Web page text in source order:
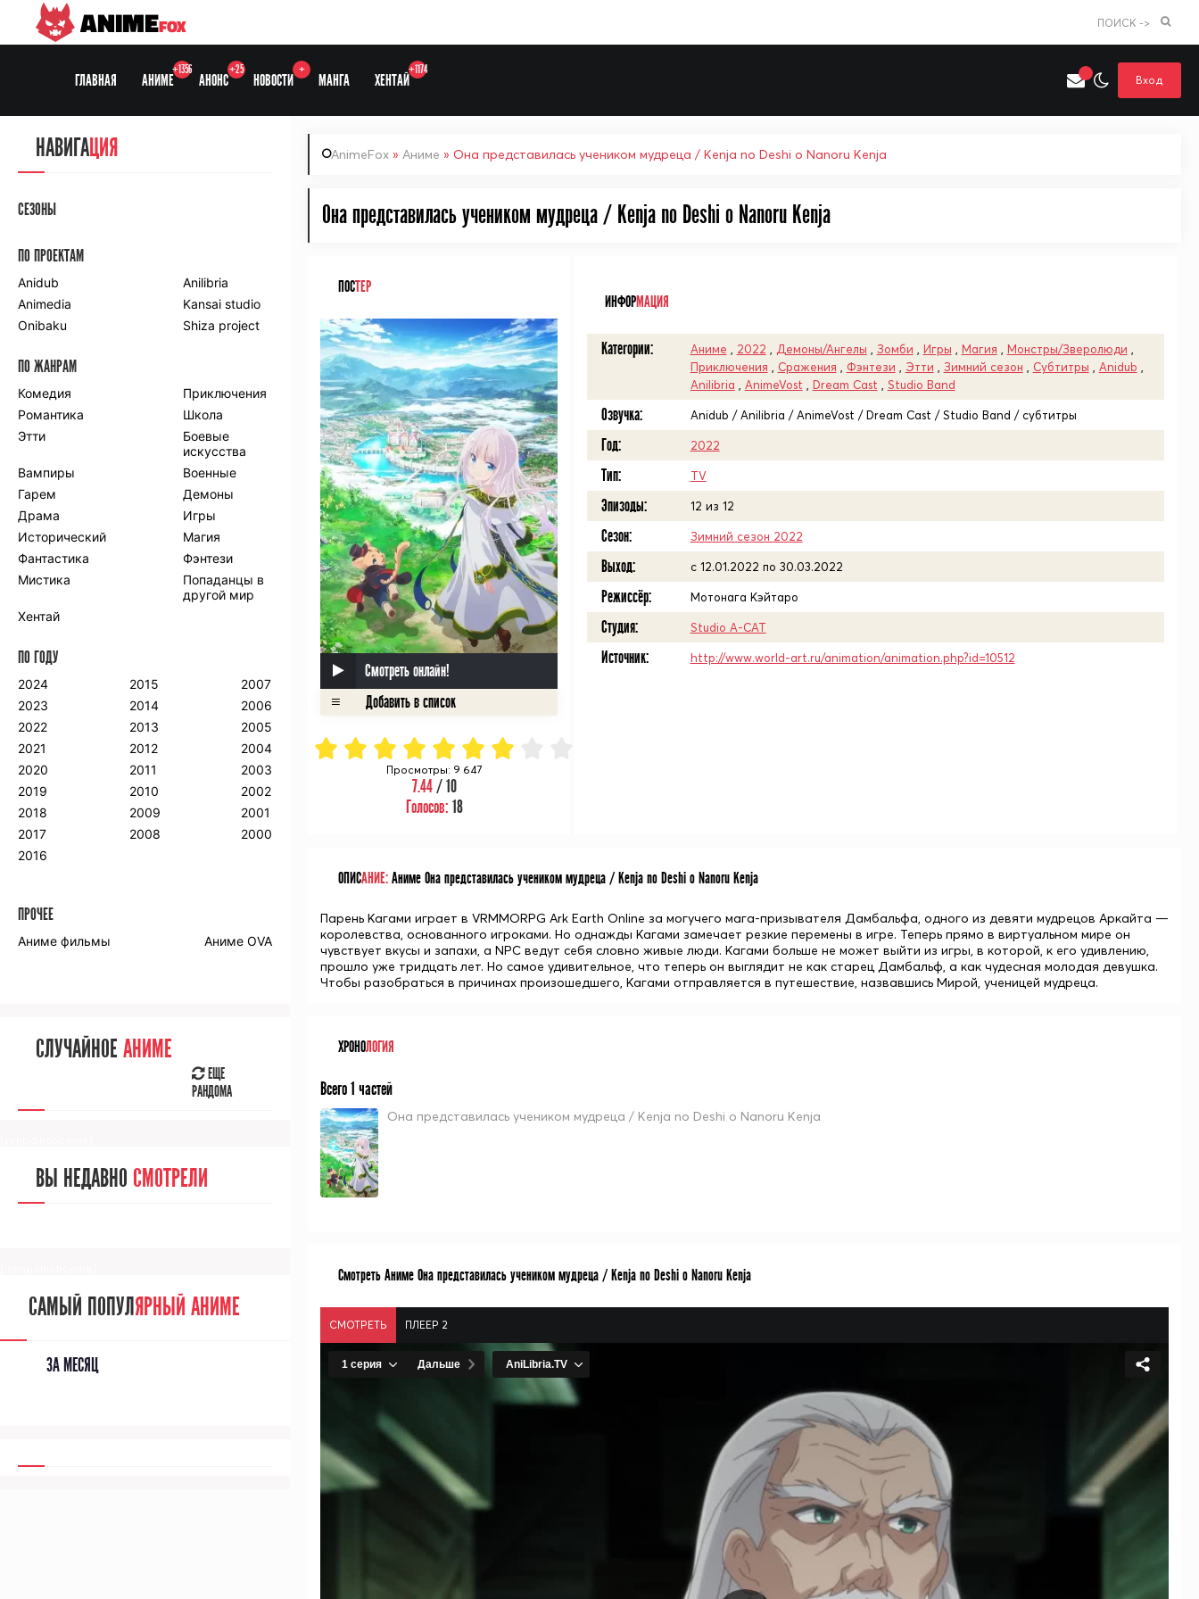
Выберите одну категорию для поиска
ANIMEFOX ПОИСК ->
ГЛАВНАЯ АНИМЕ
+1356
АНОНС
+25
НОВОСТИ
+
МАНГА ХЕНТАЙ
+1174
Вход
AnimeFox » Аниме » Она представилась учеником мудреца / Kenja no Deshi o Nanoru Kenja
Она представилась учеником мудреца / Kenja no Deshi o Nanoru Kenja
ПОСТЕР
Смотреть онлайн!
Просмотры: 9 647
7.44/ 10
Голосов: 18
ИНФОРМАЦИЯ
Категории: Аниме 2022 Демоны/Ангелы Зомби Игры Магия Монстры/Зверолюди
Приключения
Сражения Фэнтези Этти Зимний сезон Субтитры Anidub
Anilibria
AnimeVost Dream Cast Studio Band
Озвучка: Anidub / Anilibria / AnimeVost / Dream Cast / Studio Band / субтитры
Год: 2022
Тип: TV
Эпизоды: 12 из 12
Сезон: Зимний сезон 2022
Выход: c 12.01.2022 по 30.03.2022
Режиссёр: Мотонага Кэйтаро
Студия: Studio A-CAT
Источник: http://www.world-art.ru/animation/animation.php?id=10512
ОПИСАНИЕ:Аниме Она представилась учеником мудреца / Kenja no Deshi o Nanoru Kenja
Парень Кагами играет в VRMMORPG Ark Earth Online за могучего мага-призывателя Дамбальфа, одного из девяти мудрецов Аркайта —
королевства, основанного игроками. Но однажды Кагами замечает резкие перемены в игре. Теперь прямо в виртуальном мире он
чувствует вкусы и запахи, а NPC ведут себя словно живые люди. Кагами больше не может выйти из игры, в которой, к его удивлению,
прошло уже тридцать лет. Но самое удивительное, что теперь он выглядит не как старец Дамбальф, а как чудесная молодая девушка.
Чтобы разобраться в причинах произошедшего, Кагами отправляется в путешествие, назвавшись Мирой, ученицей мудреца.
ХРОНОЛОГИЯ
Всего 1 частей
Она представилась учеником мудреца / Kenja no Deshi o Nanoru Kenja
Смотреть Аниме Она представилась учеником мудреца / Kenja no Deshi o Nanoru Kenja
СМОТРЕТЬ ПЛЕЕР 2
НАВИГАЦИЯ
СЕЗОНЫ
ПО ПРОЕКТАМ
Anidub
Anilibria
Animedia
Kansai studio
Onibaku
Shiza project
ПО ЖАНРАМ
Комедия
Приключения
Романтика
Школа
Этти
Боевые
искусства
Вампиры
Военные
Гарем
Демоны
Драма
Игры
Исторический
Магия
Фантастика
Фэнтези
Мистика
Попаданцы в
другой мир
Хентай
ПО ГОДУ
2024
2023
2022
2021
2020
2019
2018
2017
2016
2015
2014
2013
2012
2011
2010
2009
2008
2007
2006
2005
2004
2003
2002
2001
2000
ПРОЧЕЕ
Аниме фильмы Аниме OVA
СЛУЧАЙНОЕ АНИМЕ
ЕЩЕ
РАНДОМА
ВЫ НЕДАВНО СМОТРЕЛИ
САМЫЙ ПОПУЛЯРНЫЙ АНИМЕ
ЗА МЕСЯЦ